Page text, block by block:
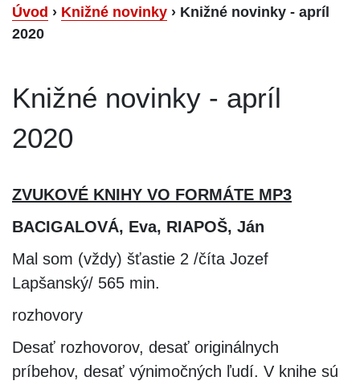
Úvod › Knižné novinky › Knižné novinky - apríl
2020
Knižné novinky - apríl
2020
ZVUKOVÉ KNIHY VO FORMÁTE MP3
BACIGALOVÁ, Eva, RIAPOŠ, Ján
Mal som (vždy) šťastie 2 /číta Jozef
Lapšanský/ 565 min.
rozhovory
Desať rozhovorov, desať originálnych
príbehov, desať výnimočných ľudí. V knihe sú